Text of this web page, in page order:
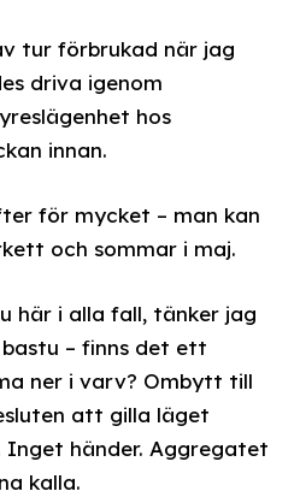
tur förbrukad när jag
driva igenom
hos
innan.
för mycket – man kan
och sommar i maj.
här i alla fall, tänker jag
– finns det ett
ner i varv? Ombytt till
att gilla läget
Inget händer. Aggregatet
kalla.